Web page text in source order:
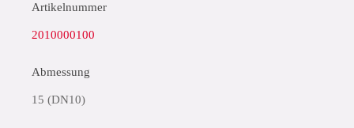
Artikelnummer
2010000100
Abmessung
15 (DN10)